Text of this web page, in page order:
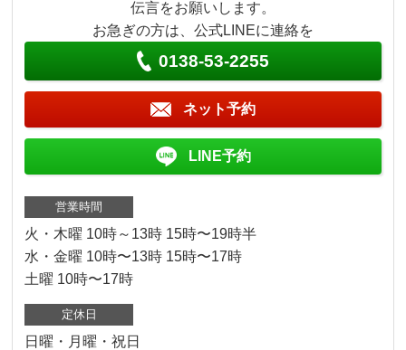
伝言をお願いします。
お急ぎの方は、公式LINEに連絡を
0138-53-2255
ネット予約
LINE予約
営業時間
火・木曜 10時～13時 15時〜19時半
水・金曜 10時〜13時 15時〜17時
土曜 10時〜17時
定休日
日曜・月曜・祝日